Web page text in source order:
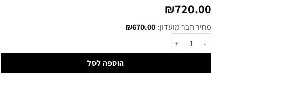
₪720.00
מחיר חבר מועדון: ₪670.00
הוספה לסל